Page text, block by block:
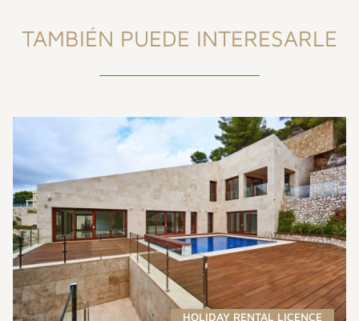
TAMBIÉN PUEDE INTERESARLE
HOLIDAY RENTAL LICENCE